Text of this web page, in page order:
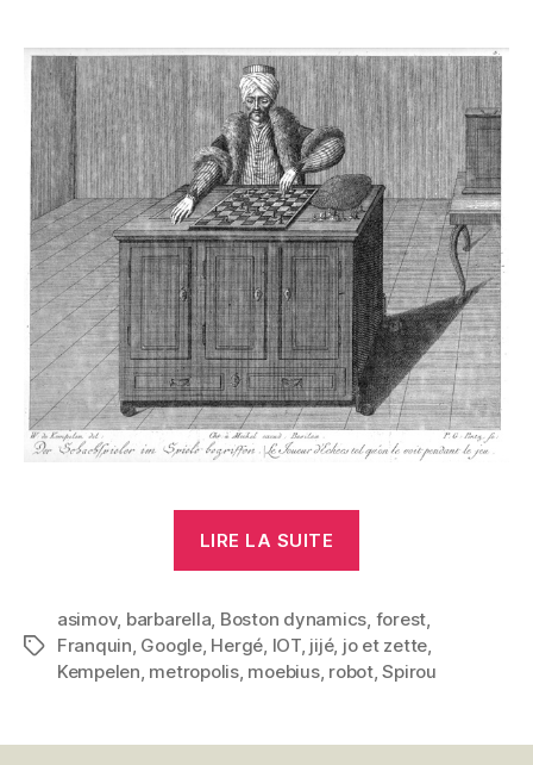
LIRE LA SUITE
Étiquettes
asimov, barbarella, Boston dynamics, forest,
Franquin, Google, Hergé, IOT, jijé, jo et zette,
Kempelen, metropolis, moebius, robot,Spirou